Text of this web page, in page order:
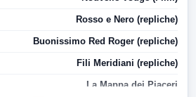
Rosso e Nero (repliche)
Buonissimo Red Roger (repliche)
Fili Meridiani (repliche)
La Mappa dei Piaceri